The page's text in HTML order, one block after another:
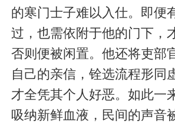
的寒门士子难以入仕。即便
过，也需依附于他的门下，
否则便被闲置。他还将吏部
自己的亲信，铨选流程形同
才全凭其个人好恶。如此一
吸纳新鲜血液，民间的声音